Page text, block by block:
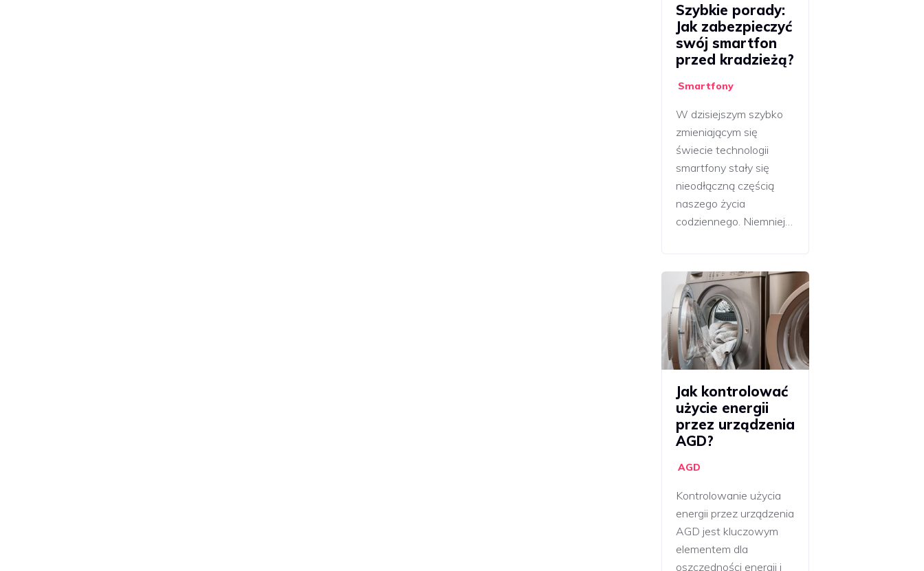
Szybkie porady:
Jak zabezpieczyć
swój smartfon
przed kradzieżą?
Smartfony
W dzisiejszym szybko
zmieniającym się
świecie technologii
smartfony stały się
nieodłączną częścią
naszego życia
codziennego. Niemniej…
Jak kontrolować
użycie energii
przez urządzenia
AGD?
AGD
Kontrolowanie użycia
energii przez urządzenia
AGD jest kluczowym
elementem dla
oszczędności energii i